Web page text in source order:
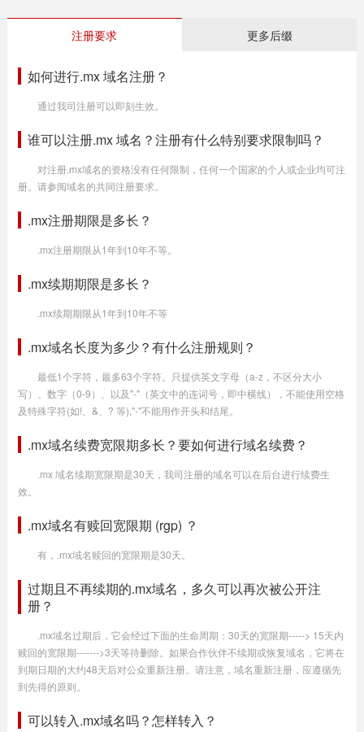
注册要求 更多后缀
如何进行.mx 域名注册？
通过我司注册可以即刻生效。
谁可以注册.mx 域名？注册有什么特别要求限制吗？
对注册.mx域名的资格没有任何限制，任何一个国家的个人或企业均可注
册。请参阅域名的共同注册要求。
.mx注册期限是多长？
.mx注册期限从1年到10年不等。
.mx续期期限是多长？
.mx续期期限从1年到10年不等
.mx域名长度为多少？有什么注册规则？
最低1个字符，最多63个字符。只提供英文字母（a-z，不区分大小
写）、数字（0-9）、以及"-"（英文中的连词号，即中横线），不能使用空格
及特殊字符(如!、&、? 等),"-"不能用作开头和结尾。
.mx域名续费宽限期多长？要如何进行域名续费？
.mx 域名续期宽限期是30天，我司注册的域名可以在后台进行续费生
效。
.mx域名有赎回宽限期 (rgp) ？
有，.mx域名赎回的宽限期是30天。
过期且不再续期的.mx域名，多久可以再次被公开注
册？
.mx域名过期后，它会经过下面的生命周期：30天的宽限期-----> 15天内
赎回的宽限期------->3天等待删除。如果合作伙伴不续期或恢复域名，它将在
到期日期的大约48天后对公众重新注册。请注意，域名重新注册，应遵循先
到先得的原则。
可以转入.mx域名吗？怎样转入？